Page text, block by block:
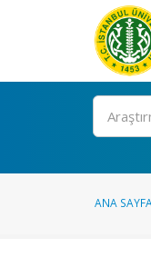
Ara
ANA SAYFA